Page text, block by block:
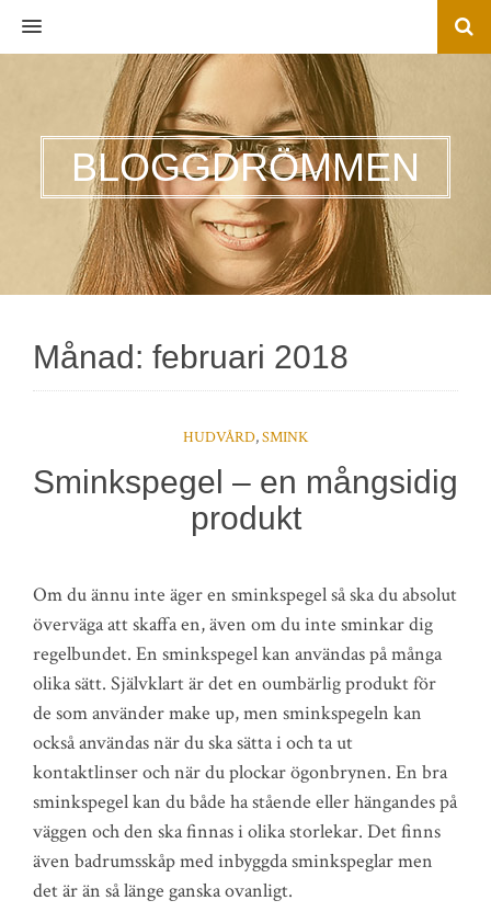
MENU
BLOGGDRÖMMEN
Månad: februari 2018
HUDVÅRD,SMINK
Sminkspegel – en mångsidig
produkt
Om du ännu inte äger en sminkspegel så ska du absolut
överväga att skaffa en, även om du inte sminkar dig
regelbundet. En sminkspegel kan användas på många
olika sätt. Självklart är det en oumbärlig produkt för
de som använder make up, men sminkspegeln kan
också användas när du ska sätta i och ta ut
kontaktlinser och när du plockar ögonbrynen. En bra
sminkspegel kan du både ha stående eller hängandes på
väggen och den ska finnas i olika storlekar. Det finns
även badrumsskåp med inbyggda sminkspeglar men
det är än så länge ganska ovanligt.